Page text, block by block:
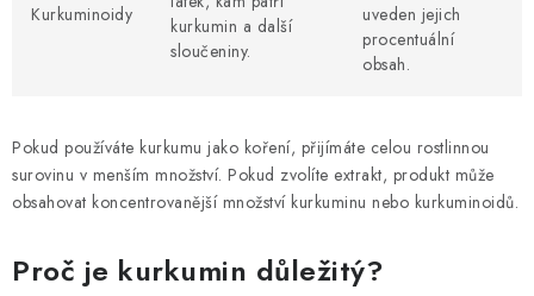
Kurkuminoidy
kurkumin a další
sloučeniny.
uveden jejich
procentuální
obsah.
Pokud používáte kurkumu jako koření, přijímáte celou rostlinnou
surovinu v menším množství. Pokud zvolíte extrakt, produkt může
obsahovat koncentrovanější množství kurkuminu nebo kurkuminoidů.
Proč je kurkumin důležitý?